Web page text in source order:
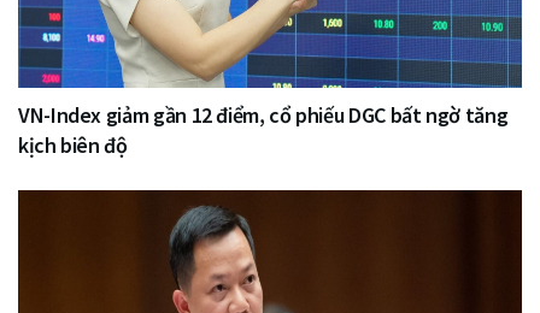
VN-Index giảm gần 12 điểm, cổ phiếu DGC bất ngờ tăng
kịch biên độ